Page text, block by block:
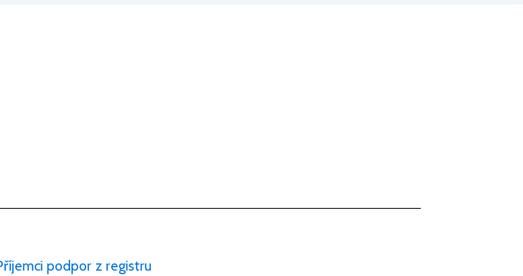
podpor z registru